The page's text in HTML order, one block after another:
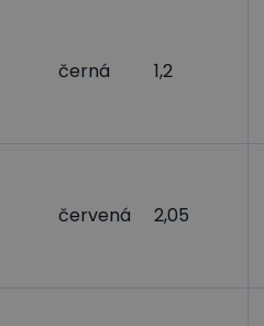
černá 1,2
červená 2,05